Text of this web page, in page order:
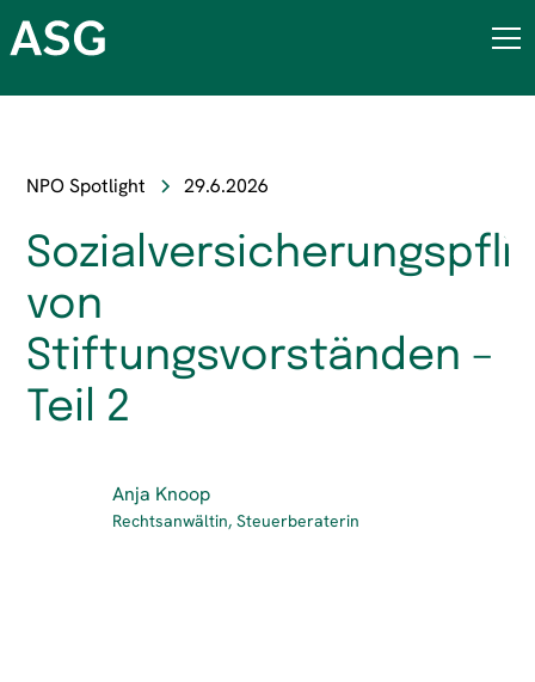
NPO Spotlight 29.6.2026
von
Stiftungsvorständen –
Teil 2
Anja Knoop
Rechtsanwältin, Steuerberaterin